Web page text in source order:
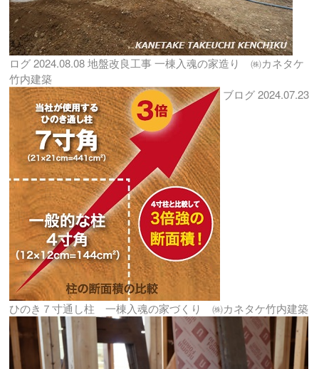
ログ2024.08.08 地盤改良工事 一棟入魂の家造り ㈱カネタケ
竹内建築
ブログ2024.07.23
ひのき７寸通し柱 一棟入魂の家づくり ㈱カネタケ竹内建築